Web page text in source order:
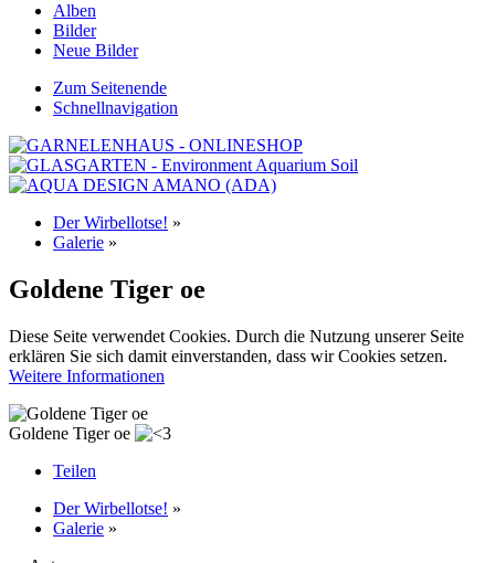
Alben
Bilder
Neue Bilder
Zum Seitenende
Schnellnavigation
Der Wirbellotse! »
Galerie »
Goldene Tiger oe
Diese Seite verwendet Cookies. Durch die Nutzung unserer Seite
erklären Sie sich damit einverstanden, dass wir Cookies setzen.
Weitere Informationen
Goldene Tiger oe
Teilen
Der Wirbellotse! »
Galerie »